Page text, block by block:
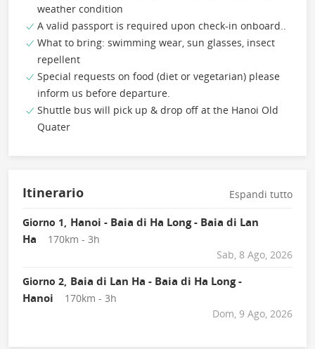
weather condition
A valid passport is required upon check-in onboard..
What to bring: swimming wear, sun glasses, insect
repellent
Special requests on food (diet or vegetarian) please
inform us before departure.
Shuttle bus will pick up & drop off at the Hanoi Old
Quater
Itinerario Espandi tutto
Giorno 1, Hanoi - Baia di Ha Long - Baia di Lan
Ha
170km - 3h
Sab, 8 Ago, 2026
Giorno 2, Baia di Lan Ha - Baia di Ha Long -
Hanoi
170km - 3h
Dom, 9 Ago, 2026